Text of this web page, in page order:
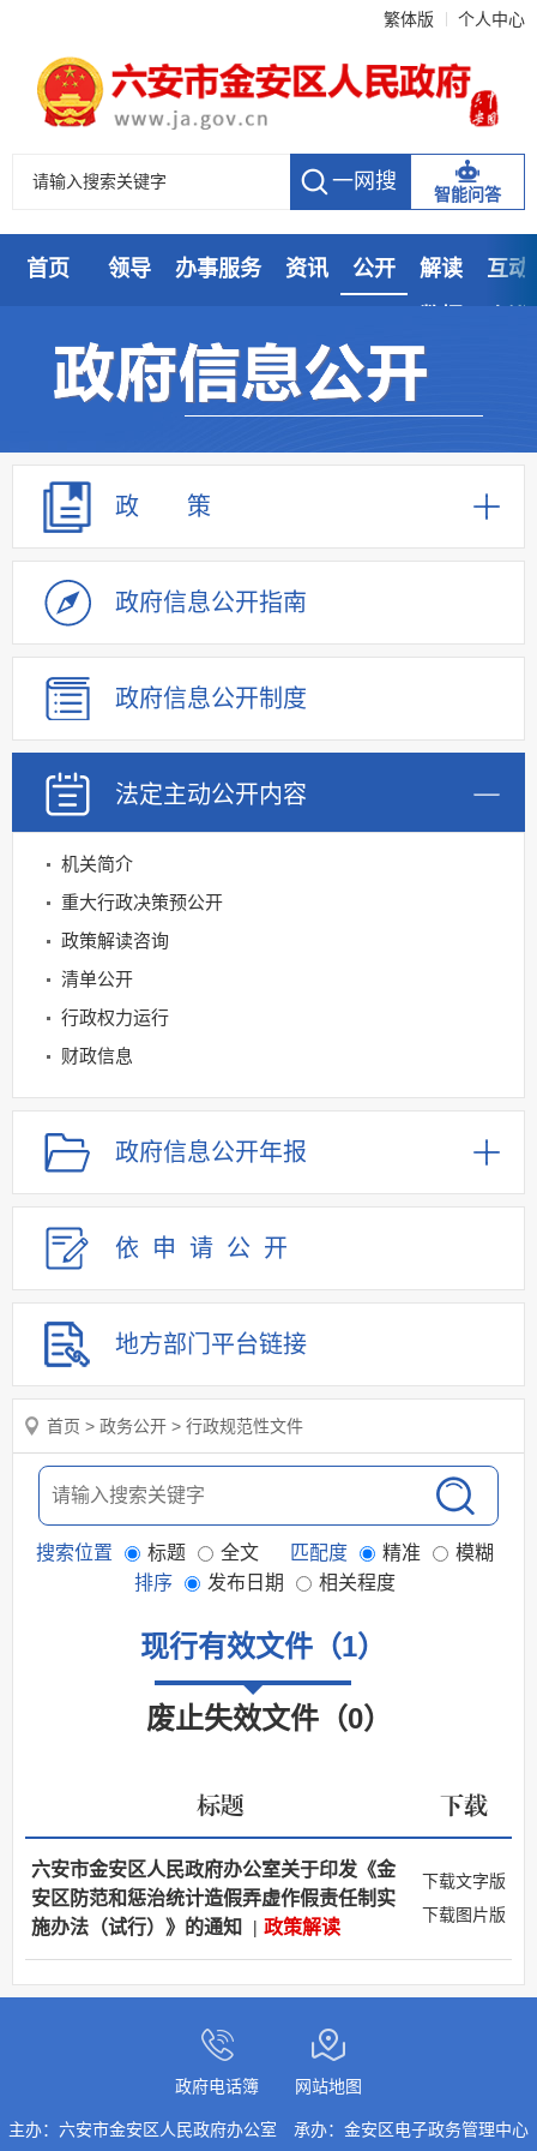
繁体版 个人中心
智能问答
首页 领导 办事服务 资讯 公开 解读
互动
政 策
政府信息公开指南
政府信息公开制度
法定主动公开内容
机关简介
重大行政决策预公开
政策解读咨询
清单公开
行政权力运行
财政信息
重点领域信息公开
规划信息
建议提案办理
公务员及事业单位招录
应急管理
回应关切
监督保障
其他法定信息
政府信息公开年报
依申请 公 开
地方部门平台链接
首页 > 政务公开 > 行政规范性文件
搜索位置 标题 全文 匹配度 精准
模糊
排序
发布日期 相关程度
现行有效文件（1）
废止失效文件（0）
标题 下载
六安市金安区人民政府办公室关于印发《金
安区防范和惩治统计造假弄虚作假责任制实
施办法（试行）》的通知
| 政策解读
下载文字版
下载图片版
政府电话簿 网站地图
主办：六安市金安区人民政府办公室 承办：金安区电子政务管理中心